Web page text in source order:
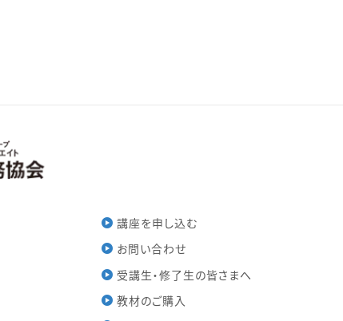
講座を申し込む
お問い合わせ
受講生・修了生の皆さまへ
教材のご購入